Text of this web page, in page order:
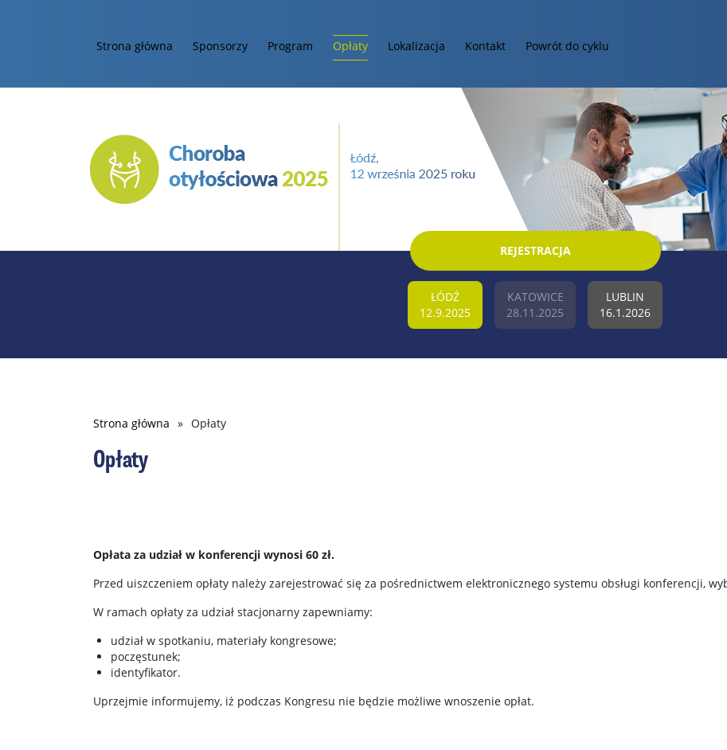
Strona główna Sponsorzy Program Opłaty Lokalizacja Kontakt Powrót do cyklu
REJESTRACJA
ŁÓDŹ
12.9.2025
KATOWICE
28.11.2025
LUBLIN
16.1.2026
Ścieżka
nawigacyjna
Strona główna Opłaty
Opłaty
Opłata za udział w konferencji wynosi 60 zł.
Przed uiszczeniem opłaty należy zarejestrować się za pośrednictwem elektronicznego systemu obsługi konferencji,
W ramach opłaty za udział stacjonarny zapewniamy:
udział w spotkaniu, materiały kongresowe;
poczęstunek;
identyfikator.
Uprzejmie informujemy, iż podczas Kongresu nie będzie możliwe wnoszenie opłat.